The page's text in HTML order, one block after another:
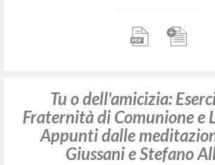
Tu o dell'amicizia:
Fraternità di Comunione e
Appunti dalle
Giussani e Stefano